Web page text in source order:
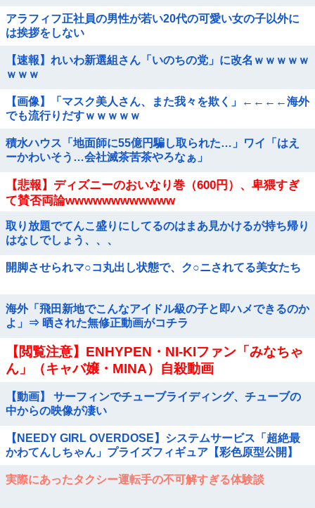
アラフィフ正社員の男性が若い20代の可愛い女の子以外に
は挨拶をしない
【速報】れいわ新選組さん「いのちの党」に改名ｗｗｗｗｗ
ｗｗｗ
【画像】「マスク美人さん、また我々を欺く」←←←←海外
でも流行りだすｗｗｗｗｗ
積水ハウス「地面師に55億円騙し取られた…」ワイ「はえ
ーかわいそう…会社滅茶苦茶やろなぁ」
【悲報】ディズニーのおいなり巻（600円）、卑猥すぎ
て賛否両論wwwwwwwwwwww
取り放題でてんこ盛りにしてるのはまあ見かけるが持ち帰り
はなしでしょう、、、
開脚させられマ○コ丸出し状態で、ク○ニされてる美女たち
海外「飛田新地でこんなアイドル級の子と即ハメできるのか
よ」⇒ 晒された無修正動画がコチラ
【閲覧注意】ENHYPEN・NI-KIファン「みなちゃ
ん」（キャバ嬢・MINA）自殺動画
【動画】 サーフィンでチューブライディング、チューブの
中からの映像が凄い
【NEEDY GIRL OVERDOSE】システムサービス「超絶最
かわてんしちゃん」プライズフィギュア【彩色原型公開】
実際にあったタクシー運転手の不可解すぎる体験談